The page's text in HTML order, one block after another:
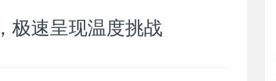
极速呈现温度挑战